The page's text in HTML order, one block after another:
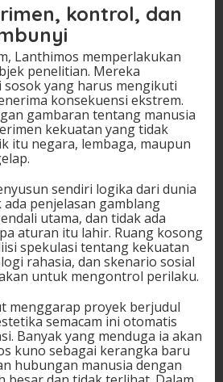
kontrol, dan
Lanthimos memperlakukan
penelitian. Mereka
sosok yang harus mengikuti
konsekuensi ekstrem.
gambaran tentang manusia
kekuatan yang tidak
itu negara, lembaga, maupun
sendiri logika dari dunia
penjelasan gamblang
utama, dan tidak ada
aturan itu lahir. Ruang kosong
spekulasi tentang kekuatan
rahasia, dan skenario sosial
untuk mengontrol perilaku.
menggarap proyek berjudul
semacam ini otomatis
Banyak yang menduga ia akan
kuno sebagai kerangka baru
hubungan manusia dengan